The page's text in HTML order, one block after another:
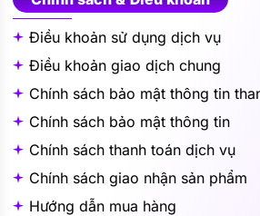
Điều khoản sử dụng dịch vụ
Điều khoản giao dịch chung
Chính sách bảo mật thông tin
Chính sách bảo mật thông tin
Chính sách thanh toán dịch vụ
Chính sách giao nhận sản phẩm
Hướng dẫn mua hàng